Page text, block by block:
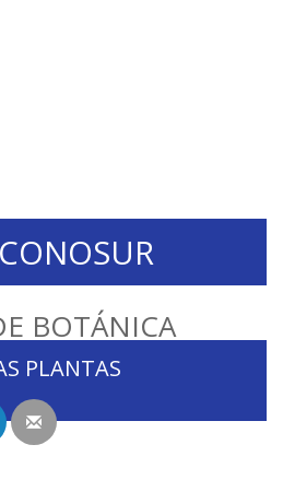
BOTÁNICA
PLANTAS